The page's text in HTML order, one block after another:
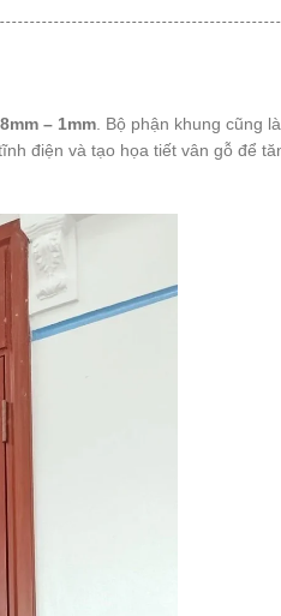
– 1mm . Bộ phận khung cũng
điện và tạo họa tiết vân gỗ để